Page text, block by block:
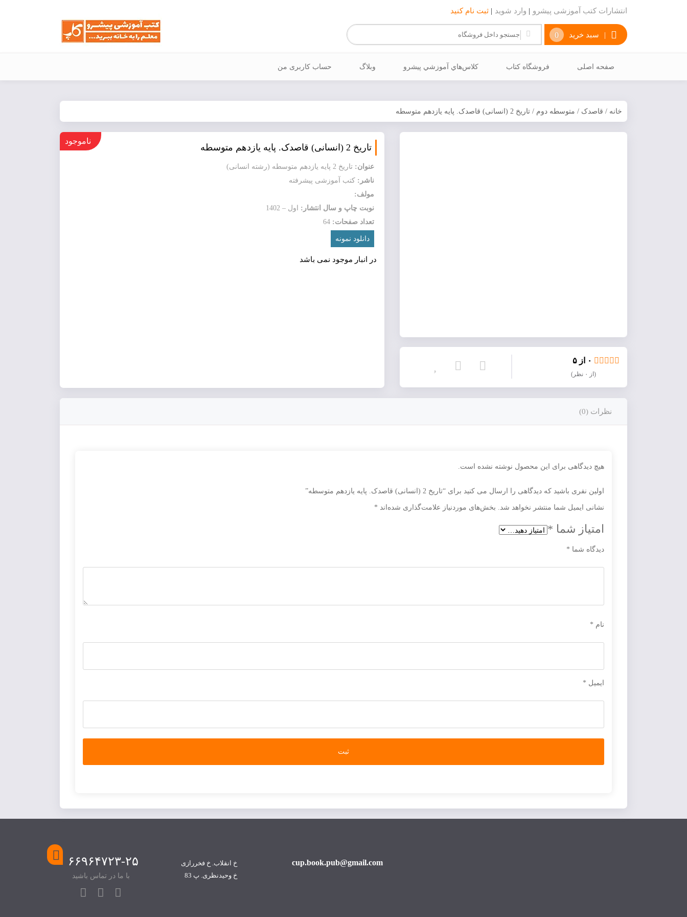
انتشارات کتب آموزشی پیشرو | وارد شوید | ثبت نام کنید
| سبد خرید 0
صفحه اصلی فروشگاه کتاب كلاس‌هاي آموزشي پيشرو وبلاگ حساب کاربری من
خانه / قاصدک / متوسطه دوم / تاریخ 2 (انسانی) قاصدک. پایه يازدهم متوسطه
(از ۰ نظر)
تاریخ 2 (انسانی) قاصدک. پایه يازدهم متوسطه
ناموجود
عنوان: تاریخ 2 پایه يازدهم متوسطه (رشته انسانی)
ناشر: کتب آموزشی پیشرفته
مولف:
نوبت چاپ و سال انتشار: اول – 1402
تعداد صفحات:
دانلود نمونه
در انبار موجود نمی باشد
نظرات (0)
هیچ دیدگاهی برای این محصول نوشته نشده است.
اولین نفری باشید که دیدگاهی را ارسال می کنید برای “تاریخ 2 (انسانی) قاصدک. پایه يازدهم متوسطه”
نشانی ایمیل شما منتشر نخواهد شد. بخش‌های موردنیاز علامت‌گذاری شده‌اند *
امتیاز شما *
دیدگاه شما *
نام *
ایمیل *
cup.book.pub@gmail.com
خ انقلاب. خ فخررازی
خ وحیدنظری. پ 83
۶۶۹۶۴۷۲۳-۲۵
با ما در تماس باشید